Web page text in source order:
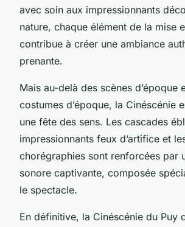
avec soin aux impressionnants
nature, chaque élément de la mise
contribue à créer une ambiance
prenante.
Mais au-delà des scènes d’époque
costumes d’époque, la Cinéscénie
une fête des sens. Les cascades
impressionnants feux d’artifice et
chorégraphies sont renforcées par
sonore captivante, composée
le spectacle.
En définitive, la Cinéscénie du Puy